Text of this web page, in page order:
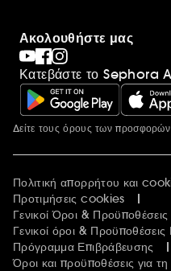
Ακολουθήστε μας
Κατεβάστε το Sephora
Περισσότερες
Δείτε τους όρους των
Πολιτική απορρήτου και
Προτιμήσεις cookies
Γενικοί Όροι &
Γενικοί όροι &
Πρόγραμμα Επιβράβευσης
Όροι και προϋποθέσεις για